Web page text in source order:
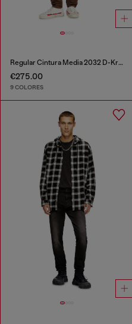
Regular Cintura Media 2032 D-Krooley-BW Joggjeans®
€275.00
9 COLORES